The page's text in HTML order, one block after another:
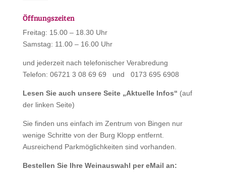
Öffnungszeiten
Freitag: 15.00 – 18.30 Uhr
Samstag: 11.00 – 16.00 Uhr
und jederzeit nach telefonischer Verabredung
Telefon: 06721 3 08 69 69 und 0173 695 6908
Lesen Sie auch unsere Seite „Aktuelle Infos“ (auf
der linken Seite)
Sie finden uns einfach im Zentrum von Bingen nur
wenige Schritte von der Burg Klopp entfernt.
Ausreichend Parkmöglichkeiten sind vorhanden.
Bestellen Sie Ihre Weinauswahl per eMail an: